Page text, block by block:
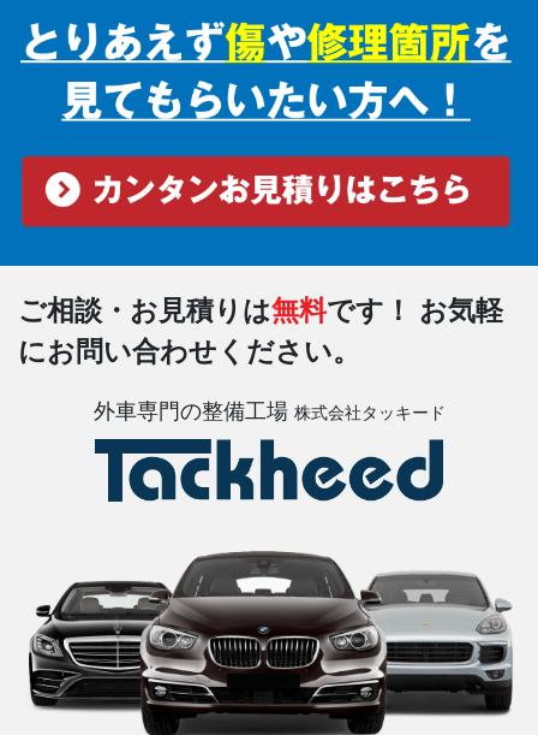
ご相談・お見積りは無料です！
お気軽
にお問い合わせください。
外車専門の整備工場 株式会社タッキード